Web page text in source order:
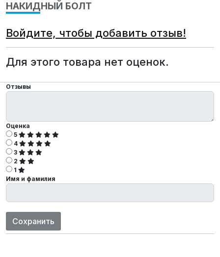
НАКИДНЫЙ БОЛТ
Войдите, чтобы добавить отзыв!
Для этого товара нет оценок.
Отзывы
Оценка
5
4
3
2
1
Имя и фамилия
Сохранить